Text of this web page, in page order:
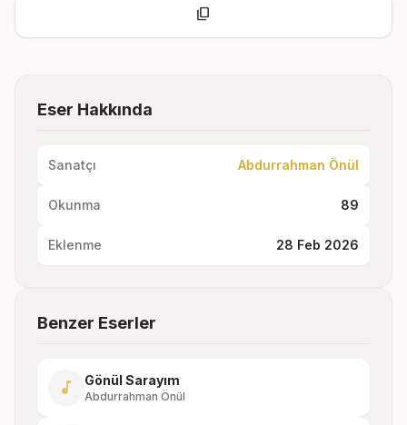
content_copy
Eser Hakkında
Sanatçı Abdurrahman Önül
Okunma 89
Eklenme 28 Feb 2026
Benzer Eserler
music_note Gönül Sarayım
Abdurrahman Önül